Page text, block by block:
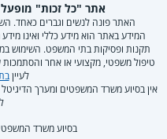
אתר "כל זכות"
האתר פונה לנשים וגברים כאחד.
המידע באתר הוא מידע כללי ואינו
תקנות ופסיקות בתי המשפט. השימוש
טיפול משפטי, מקצועי או אחר
לעיין
אין בסיוע משרד המשפטים ומערך
בסיוע משרד